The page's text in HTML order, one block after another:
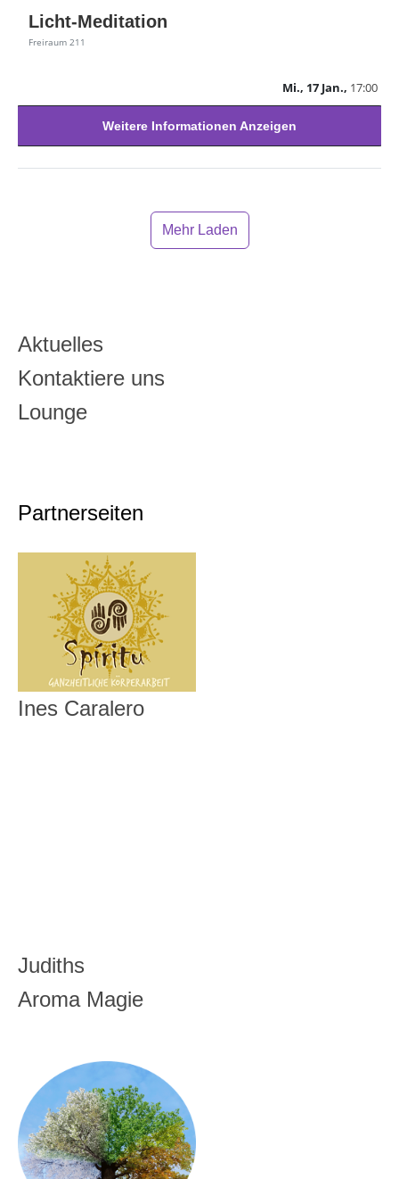
Licht-Meditation
Freiraum 211
Mi., 17 Jan., 17:00
Weitere Informationen Anzeigen
Mehr Laden
Aktuelles
Kontaktiere uns
Lounge
Partnerseiten
Ines Caralero
Judiths
Aroma Magie